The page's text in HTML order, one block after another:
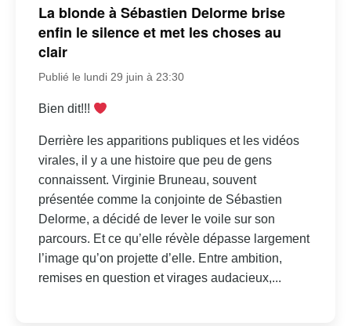
La blonde à Sébastien Delorme brise
enfin le silence et met les choses au
clair
Publié le lundi 29 juin à 23:30
Bien dit!!!
Derrière les apparitions publiques et les vidéos
virales, il y a une histoire que peu de gens
connaissent. Virginie Bruneau, souvent
présentée comme la conjointe de Sébastien
Delorme, a décidé de lever le voile sur son
parcours. Et ce qu’elle révèle dépasse largement
l’image qu’on projette d’elle. Entre ambition,
remises en question et virages audacieux,...